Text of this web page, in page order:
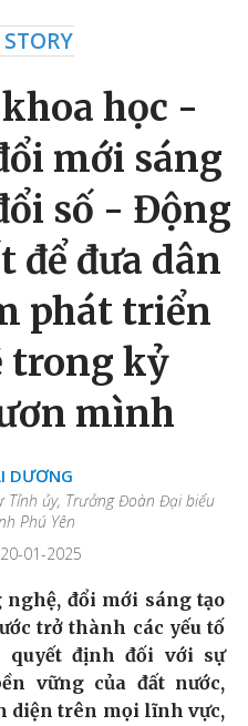
học -
mới sáng
số - Động
để đưa dân
phát triển
trong kỷ
mình
DƯƠNG
Tỉnh ủy, Trưởng Đoàn Đại biểu
Phú Yên
01-2025
nghệ, đổi mới sáng tạo
trở thành các yếu tố
định đối với sự
vững của đất nước,
diện trên mọi lĩnh vực,